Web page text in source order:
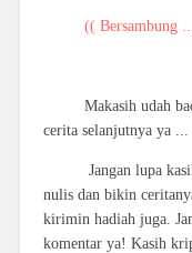
(( Bersambung
Makasih udah
cerita selanjutnya ya ...
Jangan lupa
nulis dan bikin
kirimin hadiah juga.
komentar ya! Kasih